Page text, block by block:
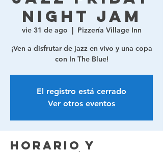
Night Jam
vie 31 de ago
  |
Pizzería Village Inn
¡Ven a disfrutar de jazz en vivo y una copa
con In The Blue!
El registro está cerrado
Ver otros eventos
Horario y